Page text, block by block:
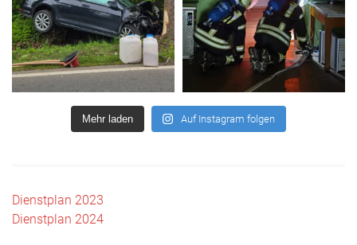
Mehr laden Auf Instagram folgen
Beitrags-
Navigation
Dienstplan 2023
Dienstplan 2024